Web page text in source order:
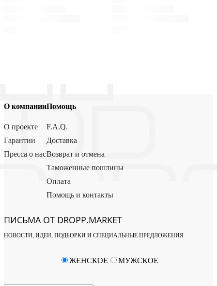
О компании
О проекте
Гарантии
Пресса о нас
Помощь
F.A.Q.
Доставка
Возврат и отмена
Таможенные пошлины
Оплата
Помощь и контакты
ПИСЬМА ОТ DROPP.MARKET
НОВОСТИ, ИДЕИ, ПОДБОРКИ И СПЕЦИАЛЬНЫЕ ПРЕДЛОЖЕНИЯ
ЖЕНСКОЕ МУЖСКОЕ